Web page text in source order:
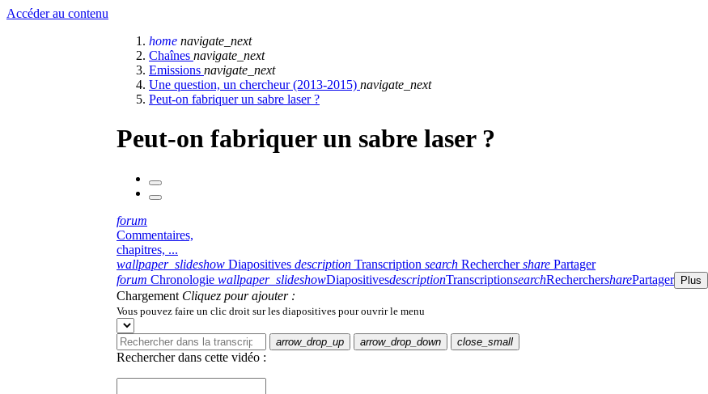
Accéder au contenu
home navigate_next
Chaînes navigate_next
Emissions navigate_next
Une question, un chercheur (2013-2015) navigate_next
Peut-on fabriquer un sabre laser ?
Peut-on fabriquer un sabre laser ?
forum
Commentaires,
chapitres, ...
wallpaper_slideshow Diapositives description Transcription search Rechercher share Partager
forum Chronologie wallpaper_slideshowDiapositivesdescriptionTranscriptionsearchRecherchersharePartager Plus
Chargement Cliquez pour ajouter :
Vous pouvez faire un clic droit sur les diapositives pour ouvrir le menu
arrow_drop_up arrow_drop_down close_small
Rechercher dans cette vidéo :